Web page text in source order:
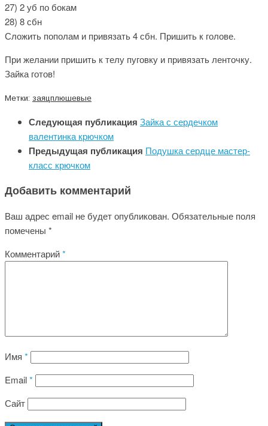
27) 2 уб по бокам
28) 8 сбн
Сложить пополам и привязать 4 сбн. Пришить к голове.
При желании пришить к телу пуговку и привязать ленточку.
Зайка готов!
Метки: заяцплюшевые
Следующая публикация Зайка с сердечком
валентинка крючком
Предыдущая публикация Подушка сердце мастер-
класс крючком
Добавить комментарий
Ваш адрес email не будет опубликован. Обязательные поля
помечены *
Комментарий*
Имя *
Email*
Сайт